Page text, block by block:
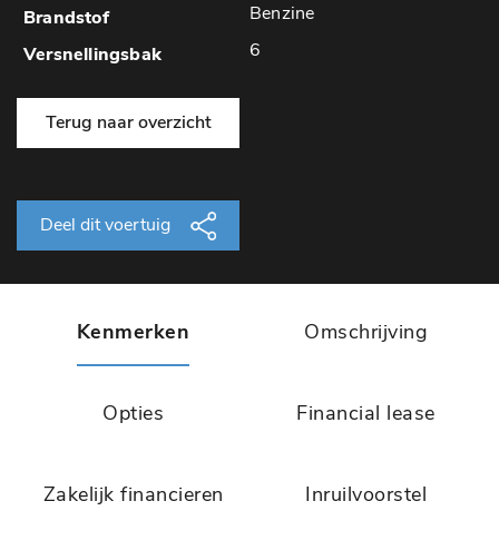
Benzine
6
Terug naar overzicht
Deel dit voertuig
Kenmerken Omschrijving
Opties Financial lease
Zakelijk financieren Inruilvoorstel